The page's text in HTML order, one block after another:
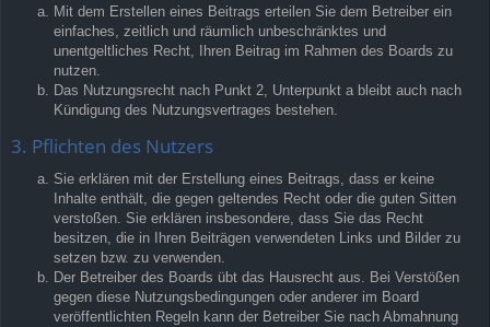
Mit dem Erstellen eines Beitrags erteilen Sie dem Betreiber ein
einfaches, zeitlich und räumlich unbeschränktes und
unentgeltliches Recht, Ihren Beitrag im Rahmen des Boards zu
nutzen.
Das Nutzungsrecht nach Punkt 2, Unterpunkt a bleibt auch nach
Kündigung des Nutzungsvertrages bestehen.
3. Pflichten des Nutzers
Sie erklären mit der Erstellung eines Beitrags, dass er keine
Inhalte enthält, die gegen geltendes Recht oder die guten Sitten
verstoßen. Sie erklären insbesondere, dass Sie das Recht
besitzen, die in Ihren Beiträgen verwendeten Links und Bilder zu
setzen bzw. zu verwenden.
Der Betreiber des Boards übt das Hausrecht aus. Bei Verstößen
gegen diese Nutzungsbedingungen oder anderer im Board
veröffentlichten Regeln kann der Betreiber Sie nach Abmahnung